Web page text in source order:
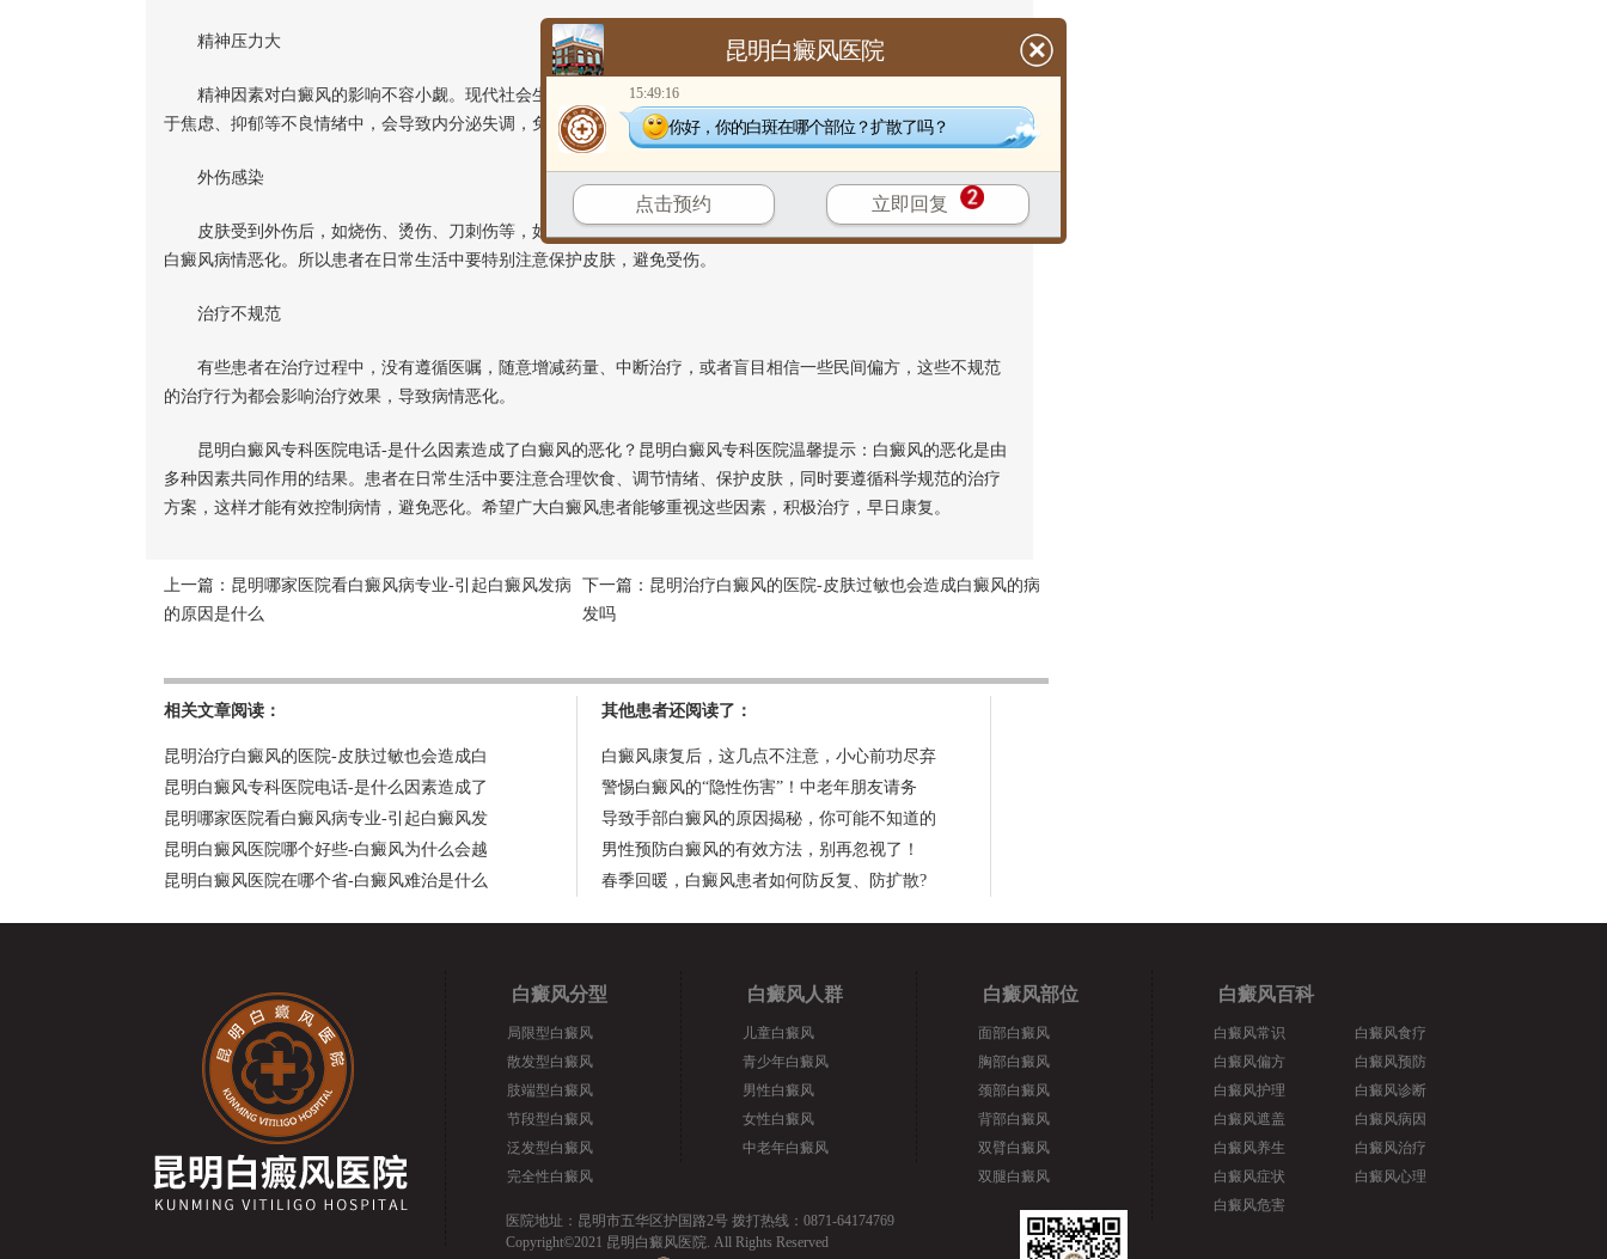
精神压力大
精神因素对白癜风的影响不容小觑。现代社会生活节奏快，患者可能面临工作、生活等多方面的压力，长期处
于焦虑、抑郁等不良情绪中，会导致内分泌失调，免疫系统紊乱，从而加重白癜风症状。
外伤感染
皮肤受到外伤后，如烧伤、烫伤、刀刺伤等，如果处理不当，容易引发感染，破坏皮肤中的黑色素细胞，导致
白癜风病情恶化。所以患者在日常生活中要特别注意保护皮肤，避免受伤。
治疗不规范
有些患者在治疗过程中，没有遵循医嘱，随意增减药量、中断治疗，或者盲目相信一些民间偏方，这些不规范
的治疗行为都会影响治疗效果，导致病情恶化。
昆明白癜风专科医院电话-是什么因素造成了白癜风的恶化？昆明白癜风专科医院温馨提示：白癜风的恶化是由
多种因素共同作用的结果。患者在日常生活中要注意合理饮食、调节情绪、保护皮肤，同时要遵循科学规范的治疗
方案，这样才能有效控制病情，避免恶化。希望广大白癜风患者能够重视这些因素，积极治疗，早日康复。
上一篇： 昆明哪家医院看白癜风病专业-引起白癜风发病
的原因是什么
下一篇： 昆明治疗白癜风的医院-皮肤过敏也会造成白癜风的病
发吗
相关文章阅读：
昆明治疗白癜风的医院-皮肤过敏也会造成白
昆明白癜风专科医院电话-是什么因素造成了
昆明哪家医院看白癜风病专业-引起白癜风发
昆明白癜风医院哪个好些-白癜风为什么会越
昆明白癜风医院在哪个省-白癜风难治是什么
其他患者还阅读了：
白癜风康复后，这几点不注意，小心前功尽弃
警惕白癜风的“隐性伤害”！中老年朋友请务
导致手部白癜风的原因揭秘，你可能不知道的
男性预防白癜风的有效方法，别再忽视了！
春季回暖，白癜风患者如何防反复、防扩散?
白癜风分型
局限型白癜风
散发型白癜风
肢端型白癜风
节段型白癜风
泛发型白癜风
完全性白癜风
白癜风人群
儿童白癜风
青少年白癜风
男性白癜风
女性白癜风
中老年白癜风
白癜风部位
面部白癜风
胸部白癜风
颈部白癜风
背部白癜风
双臂白癜风
双腿白癜风
白癜风百科
白癜风常识
白癜风偏方
白癜风护理
白癜风遮盖
白癜风养生
白癜风症状
白癜风危害
白癜风食疗
白癜风预防
白癜风诊断
白癜风病因
白癜风治疗
白癜风心理
医院地址：昆明市五华区护国路2号 拨打热线：0871-64174769
Copyright©2021 昆明白癜风医院. All Rights Reserved
昆明白癜风医院
15:49:16
你好，你的白斑在哪个部位？扩散了吗？
点击预约 立即回复